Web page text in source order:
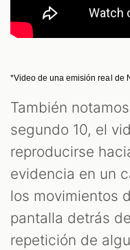
*Video de una emisión real de
También
segundo 10, el
reproducirse
evidencia en un
los movimientos
pantalla detrás
repetición de